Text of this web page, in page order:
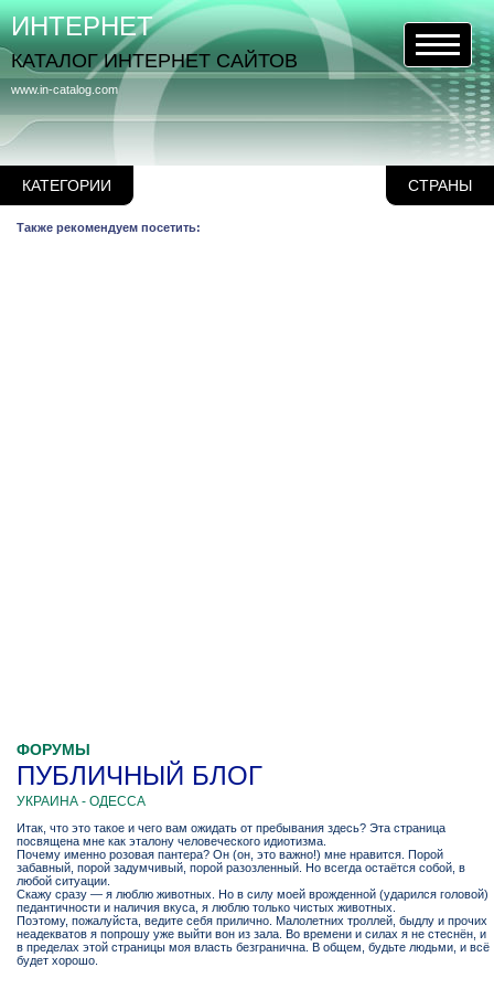
КАТЕГОРИИ СТРАНЫ
www.in-catalog.com
ИНТЕРНЕТ
КАТАЛОГ ИНТЕРНЕТ САЙТОВ
Также рекомендуем посетить:
ФОРУМЫ
ПУБЛИЧНЫЙ БЛОГ
УКРАИНА - ОДЕССА
Итак, что это такое и чего вам ожидать от пребывания здесь? Эта страница
посвящена мне как эталону человеческого идиотизма.
Почему именно розовая пантера? Он (он, это важно!) мне нравится. Порой
забавный, порой задумчивый, порой разозленный. Но всегда остаётся собой, в
любой ситуации.
Скажу сразу — я люблю животных. Но в силу моей врожденной (ударился головой)
педантичности и наличия вкуса, я люблю только чистых животных.
Поэтому, пожалуйста, ведите себя прилично. Малолетних троллей, быдлу и прочих
неадекватов я попрошу уже выйти вон из зала. Во времени и силах я не стеснён, и
в пределах этой страницы моя власть безгранична. В общем, будьте людьми, и всё
будет хорошо.